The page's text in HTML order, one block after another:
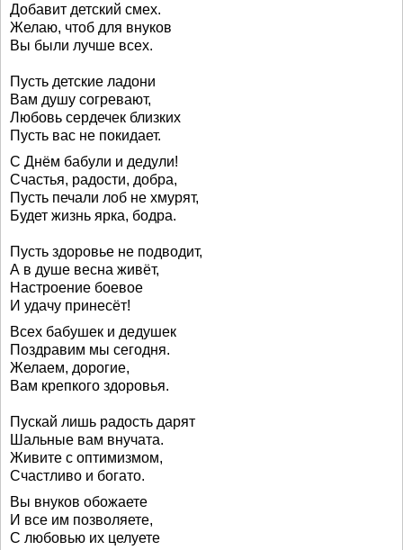
Добавит детский смех.
Желаю, чтоб для внуков
Вы были лучше всех.
Пусть детские ладони
Вам душу согревают,
Любовь сердечек близких
Пусть вас не покидает.
С Днём бабули и дедули!
Счастья, радости, добра,
Пусть печали лоб не хмурят,
Будет жизнь ярка, бодра.
Пусть здоровье не подводит,
А в душе весна живёт,
Настроение боевое
И удачу принесёт!
Всех бабушек и дедушек
Поздравим мы сегодня.
Желаем, дорогие,
Вам крепкого здоровья.
Пускай лишь радость дарят
Шальные вам внучата.
Живите с оптимизмом,
Счастливо и богато.
Вы внуков обожаете
И все им позволяете,
С любовью их целуете